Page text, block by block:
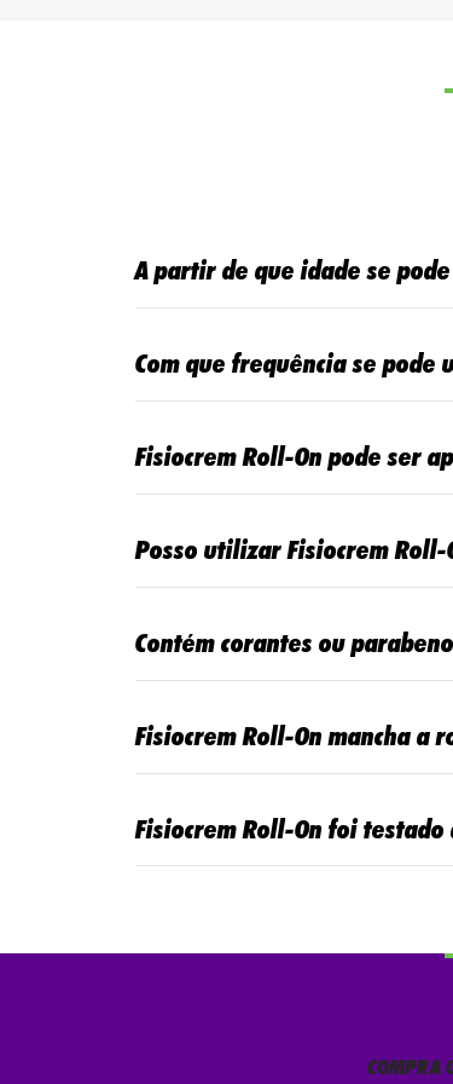
A partir de que idade se
Com que frequência se pode
Fisiocrem Roll-On pode ser
Posso utilizar Fisiocrem
Contém corantes ou
Fisiocrem Roll-On mancha a
Fisiocrem Roll-On foi
COMPRA